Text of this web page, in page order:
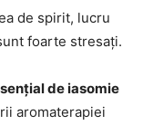
de spirit, lucru
foarte stresați.
de iasomie
aromaterapiei